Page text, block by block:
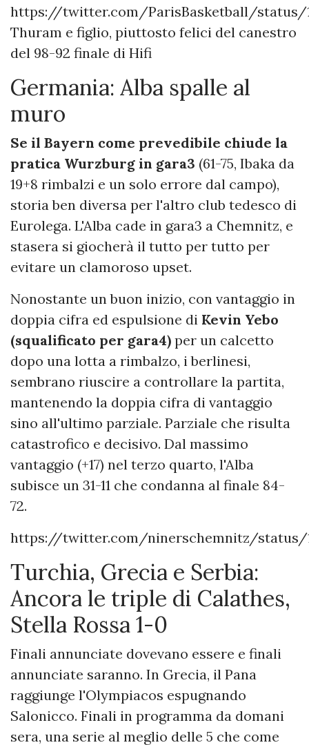
https://twitter.com/ParisBasketball/status/
Thuram e figlio, piuttosto felici del canestro
del 98-92 finale di Hifi
Germania: Alba spalle al
muro
Se il Bayern come prevedibile chiude la
pratica Wurzburg in gara3 (61-75, Ibaka da
19+8 rimbalzi e un solo errore dal campo),
storia ben diversa per l'altro club tedesco di
Eurolega. L'Alba cade in gara3 a Chemnitz, e
stasera si giocherà il tutto per tutto per
evitare un clamoroso upset.
Nonostante un buon inizio, con vantaggio in
doppia cifra ed espulsione di Kevin Yebo
(squalificato per gara4) per un calcetto
dopo una lotta a rimbalzo, i berlinesi,
sembrano riuscire a controllare la partita,
mantenendo la doppia cifra di vantaggio
sino all'ultimo parziale. Parziale che risulta
catastrofico e decisivo. Dal massimo
vantaggio (+17) nel terzo quarto, l'Alba
subisce un 31-11 che condanna al finale 84-
72.
https://twitter.com/ninerschemnitz/status/
Turchia, Grecia e Serbia:
Ancora le triple di Calathes,
Stella Rossa 1-0
Finali annunciate dovevano essere e finali
annunciate saranno. In Grecia, il Pana
raggiunge l'Olympiacos espugnando
Salonicco. Finali in programma da domani
sera, una serie al meglio delle 5 che come